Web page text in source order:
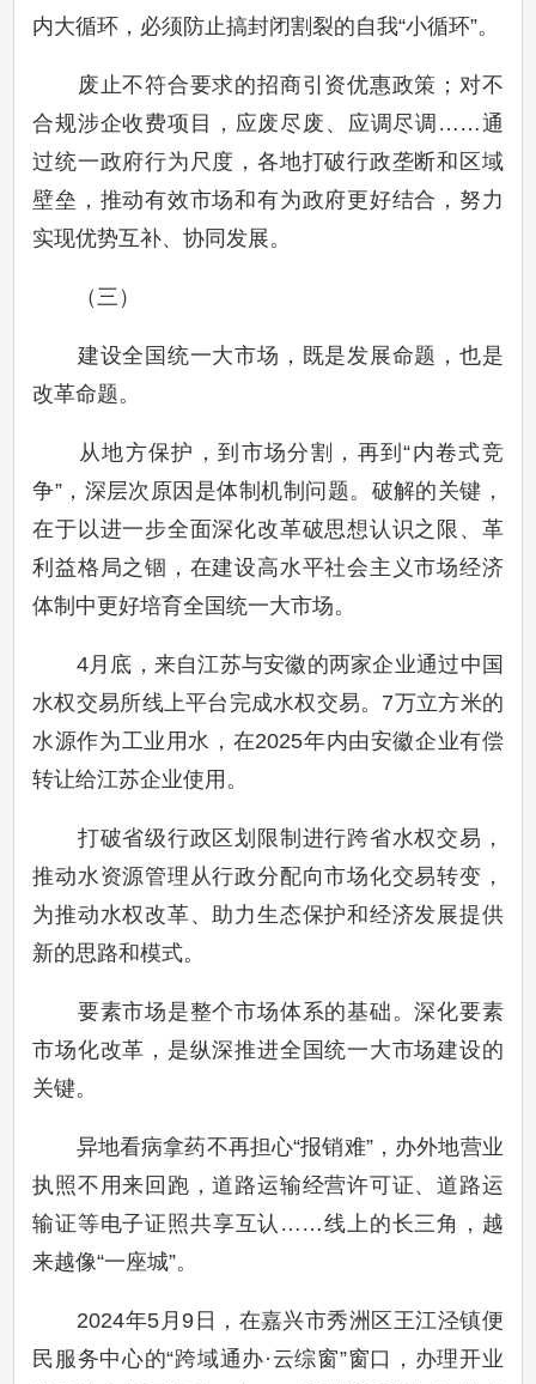
内大循环，必须防止搞封闭割裂的自我“小循环”。
废止不符合要求的招商引资优惠政策；对不
合规涉企收费项目，应废尽废、应调尽调……通
过统一政府行为尺度，各地打破行政垄断和区域
壁垒，推动有效市场和有为政府更好结合，努力
实现优势互补、协同发展。
（三）
建设全国统一大市场，既是发展命题，也是
改革命题。
从地方保护，到市场分割，再到“内卷式竞
争”，深层次原因是体制机制问题。破解的关键，
在于以进一步全面深化改革破思想认识之限、革
利益格局之锢，在建设高水平社会主义市场经济
体制中更好培育全国统一大市场。
4月底，来自江苏与安徽的两家企业通过中国
水权交易所线上平台完成水权交易。7万立方米的
水源作为工业用水，在2025年内由安徽企业有偿
转让给江苏企业使用。
打破省级行政区划限制进行跨省水权交易，
推动水资源管理从行政分配向市场化交易转变，
为推动水权改革、助力生态保护和经济发展提供
新的思路和模式。
要素市场是整个市场体系的基础。深化要素
市场化改革，是纵深推进全国统一大市场建设的
关键。
异地看病拿药不再担心“报销难”，办外地营业
执照不用来回跑，道路运输经营许可证、道路运
输证等电子证照共享互认……线上的长三角，越
来越像“一座城”。
2024年5月9日，在嘉兴市秀洲区王江泾镇便
民服务中心的“跨域通办·云综窗”窗口，办理开业